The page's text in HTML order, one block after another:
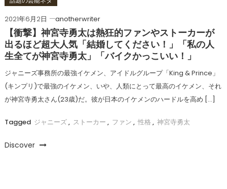
2021年6月2日
anotherwriter
【衝撃】神宮寺勇太は熱狂的ファンやストーカーが
出るほど超大人気「結婚してください！」「私の人
生全てが神宮寺勇太」「バイクかっこいい！」
ジャニーズ事務所の最強イケメン、アイドルグループ「King & Prince」
(キンプリ)で最強のイケメン、いや、人類にとって最高のイケメン、それ
が神宮寺勇太さん(23歳)だ。彼が日本のイケメンのハードルを高め […]
Tagged ジャニーズ, ストーカー , ファン , 性格 , 神宮寺勇太
Discover